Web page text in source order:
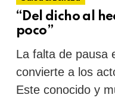
“Del dicho al
poco”
La falta de pausa
convierte a los
Este conocido y